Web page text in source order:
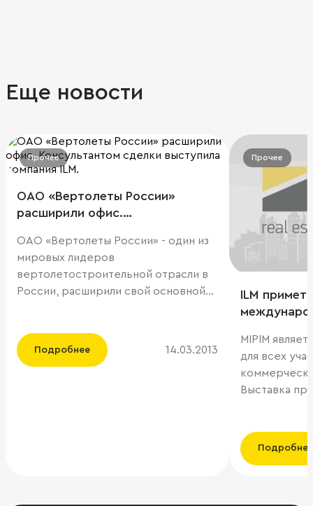
Еще новости
Прочее
ОАО «Вертолеты России»
расширили офис.
выступила компания ILM.
ОАО «Вертолеты России» - один из
мировых лидеров
вертолетостроительной отрасли в
России, расширили свой основной
помещения площадью 4 925 кв. м в
бизнес-центрах на ул. Пресненский
Подробнее 14.03.2013
Прочее
ILM примет
MIPIM
для всех
Выставка
реализации
партнерами
Подробнее